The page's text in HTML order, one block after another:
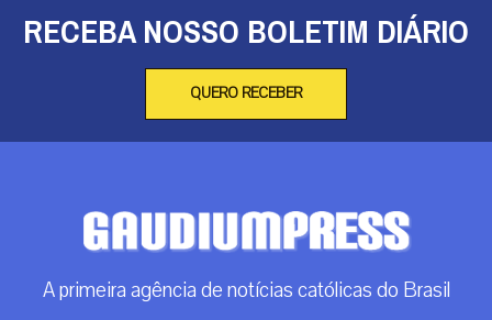
RECEBA NOSSO BOLETIM DIÁRIO
QUERO RECEBER
A primeira agência de notícias católicas do Brasil